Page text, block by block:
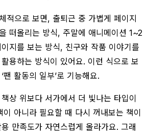
적으로 보면, 출퇴근 중 가볍게 페이지
떠올리는 방식, 주말에 애니메이션 1~2
지를 보는 방식, 친구와 작품 이야기를
용하는 방식이 있어요. 이런 식으로 보
활동의 일부’로 기능해요.
상 위보다 서가에서 더 빛나는 타입이
아니라 필요할 때 다시 꺼내보는 책이
만족도가 자연스럽게 올라가요. 그래